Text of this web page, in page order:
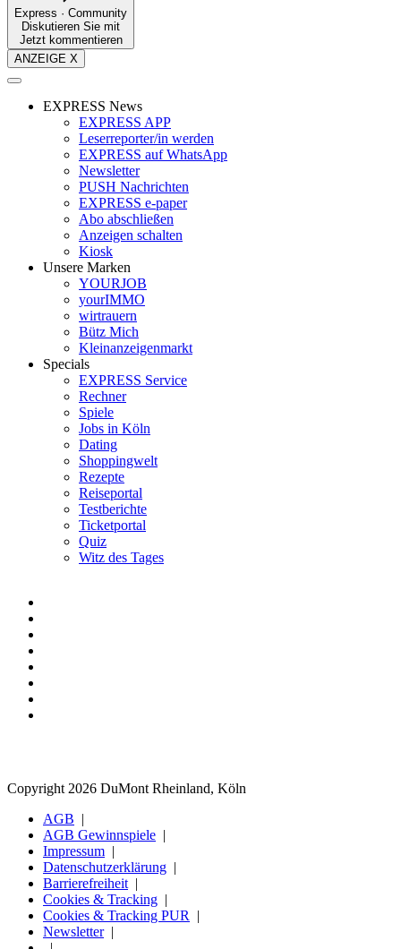
Express · Community
Diskutieren Sie mit
Jetzt kommentieren
ANZEIGE X
EXPRESS News
EXPRESS APP
Leserreporter/in werden
EXPRESS auf WhatsApp
Newsletter
PUSH Nachrichten
EXPRESS e-paper
Abo abschließen
Anzeigen schalten
Kiosk
Unsere Marken
YOURJOB
yourIMMO
wirtrauern
Bütz Mich
Kleinanzeigenmarkt
Specials
EXPRESS Service
Rechner
Spiele
Jobs in Köln
Dating
Shoppingwelt
Rezepte
Reiseportal
Testberichte
Ticketportal
Quiz
Witz des Tages
Copyright 2026 DuMont Rheinland, Köln
AGB
AGB Gewinnspiele
Impressum
Datenschutzerklärung
Barrierefreiheit
Cookies & Tracking
Cookies & Tracking PUR
Newsletter